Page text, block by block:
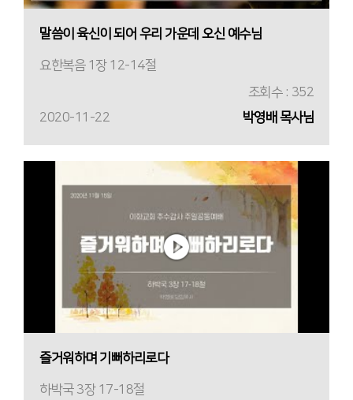
말씀이 육신이 되어 우리 가운데 오신 예수님
요한복음 1장 12-14절
조회수 : 352
2020-11-22
박영배 목사님
즐거워하며 기뻐하리로다
하박국 3장 17-18절